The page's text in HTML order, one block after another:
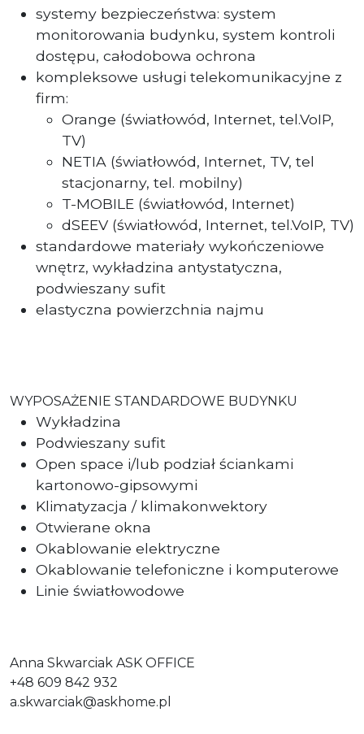
systemy bezpieczeństwa: system
monitorowania budynku, system kontroli
dostępu, całodobowa ochrona
kompleksowe usługi telekomunikacyjne z
firm:
Orange (światłowód, Internet, tel.VoIP,
TV)
NETIA (światłowód, Internet, TV, tel
stacjonarny, tel. mobilny)
T-MOBILE (światłowód, Internet)
dSEEV (światłowód, Internet, tel.VoIP, TV)
standardowe materiały wykończeniowe
wnętrz, wykładzina antystatyczna,
podwieszany sufit
elastyczna powierzchnia najmu
WYPOSAŻENIE STANDARDOWE BUDYNKU
Wykładzina
Podwieszany sufit
Open space i/lub podział ściankami
kartonowo-gipsowymi
Klimatyzacja / klimakonwektory
Otwierane okna
Okablowanie elektryczne
Okablowanie telefoniczne i komputerowe
Linie światłowodowe
Anna Skwarciak ASK OFFICE
+48 609 842 932
a.skwarciak@askhome.pl